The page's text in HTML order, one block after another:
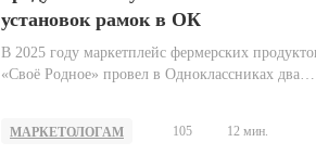
установок рамок в ОК
В 2025 году маркетплейс фермерских
«Своё Родное» провел в Одноклассниках два
пчёл в мае и к наступающему Новому году в
МАРКЕТОЛОГАМ 105 12 мин.